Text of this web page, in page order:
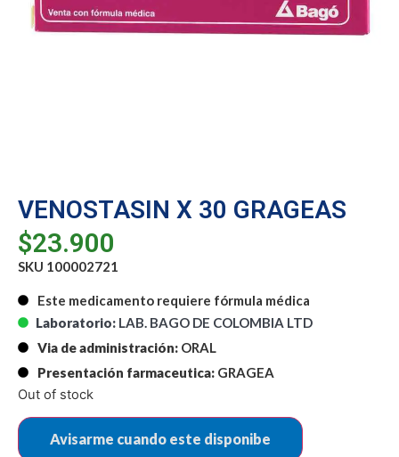
VENOSTASIN X 30 GRAGEAS
$23.900
SKU 100002721
Este medicamento requiere fórmula médica
Laboratorio: LAB. BAGO DE COLOMBIA LTD
Via de administración: ORAL
Presentación farmaceutica: GRAGEA
Out of stock